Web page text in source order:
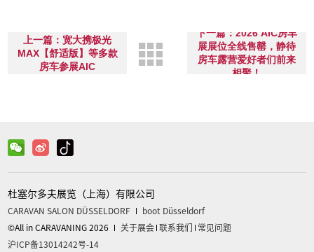
上一篇：宽大携极光
MAX【舒适版】等多款
房车参展AIC
下一篇：2026 AIC房车
展展位全线售罄，静待
房车露营爱好者们前来
相聚！
杜塞尔多夫展览（上海）有限公司
CARAVAN SALON DÜSSELDORF
boot Düsseldorf
©All in CARAVANING 2026
关于展会 联系我们
常见问题
沪ICP备13014242号-14